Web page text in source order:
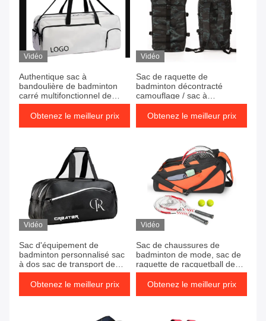
Vidéo
Authentique sac à
bandoulière de badminton
carré multifonctionnel de
grande capacité
Obtenez le meilleur prix
Vidéo
Sac de raquette de
badminton décontracté
camouflage / sac à
bandoulière de voyage
polochon
Obtenez le meilleur prix
Vidéo
Sac d'équipement de
badminton personnalisé sac
à dos sac de transport de
raquette de badminton
Obtenez le meilleur prix
Vidéo
Sac de chaussures de
badminton de mode, sac de
raquette de racquetball de
polyester
Obtenez le meilleur prix